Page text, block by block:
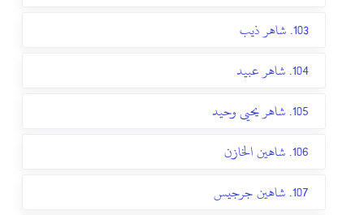
103. شاهر ذيب
104. شاهر عبيد
105. شاهر يحيى وحيد
106. شاهين الخازن
107. شاهين جرجيس